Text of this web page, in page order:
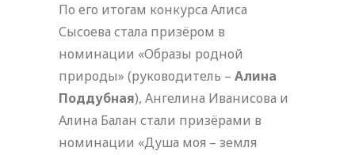
По его итогам конкурса Алиса
Сысоева стала призёром в
номинации «Образы родной
природы» (руководитель – Алина
Поддубная), Ангелина Иванисова и
Алина Балан стали призёрами в
номинации «Душа моя – земля